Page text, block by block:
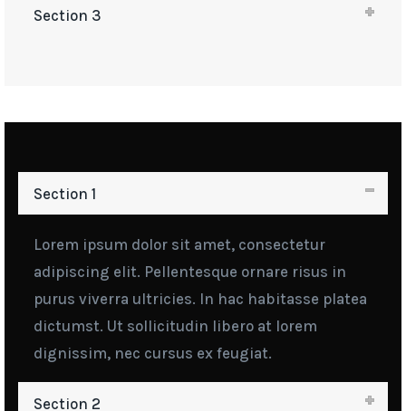
Section 3
Section 1
Lorem ipsum dolor sit amet, consectetur
adipiscing elit. Pellentesque ornare risus in
purus viverra ultricies. In hac habitasse platea
dictumst. Ut sollicitudin libero at lorem
dignissim, nec cursus ex feugiat.
Section 2